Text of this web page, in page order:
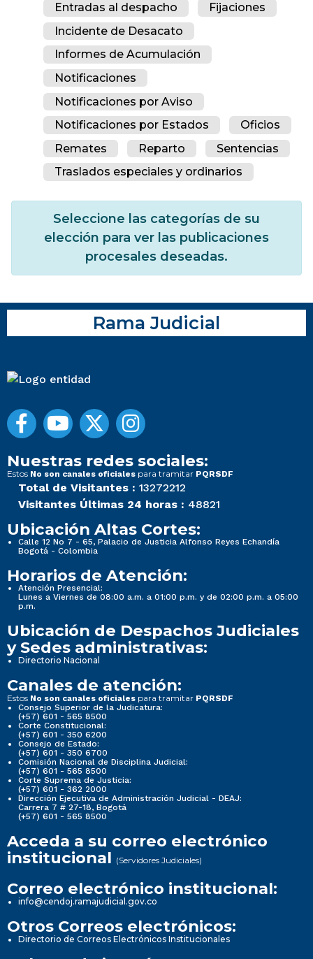
Entradas al despacho
Fijaciones
Incidente de Desacato
Informes de Acumulación
Notificaciones
Notificaciones por Aviso
Notificaciones por Estados
Oficios
Remates
Reparto
Sentencias
Traslados especiales y ordinarios
Seleccione las categorías de su
elección para ver las publicaciones
procesales deseadas.
Rama Judicial
Nuestras redes sociales:
Estos No son canales oficiales para tramitar PQRSDF
Total de Visitantes : 13272212
Visitantes Últimas 24 horas : 48821
Ubicación Altas Cortes:
Calle 12 No 7 - 65, Palacio de Justicia Alfonso Reyes Echandía
Bogotá - Colombia
Horarios de Atención:
Atención Presencial:
Lunes a Viernes de 08:00 a.m. a 01:00 p.m. y de 02:00 p.m. a 05:00
p.m.
Ubicación de Despachos Judiciales
y Sedes administrativas:
Directorio Nacional
Canales de atención:
Estos No son canales oficiales para tramitar PQRSDF
Consejo Superior de la Judicatura:
(+57) 601 - 565 8500
Corte Constitucional:
(+57) 601 - 350 6200
Consejo de Estado:
(+57) 601 - 350 6700
Comisión Nacional de Disciplina Judicial:
(+57) 601 - 565 8500
Corte Suprema de Justicia:
(+57) 601 - 362 2000
Dirección Ejecutiva de Administración Judicial - DEAJ:
Carrera 7 # 27-18, Bogotá
(+57) 601 - 565 8500
Acceda a su correo electrónico
institucional (Servidores Judiciales)
Correo electrónico institucional:
info@cendoj.ramajudicial.gov.co
Otros Correos electrónicos:
Directorio de Correos Electrónicos Institucionales